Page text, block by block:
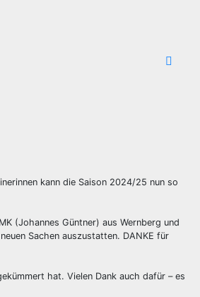
kann die Saison 2024/25 nun so
(Johannes Güntner) aus Wernberg und
Sachen auszustatten. DANKE für
hat. Vielen Dank auch dafür – es